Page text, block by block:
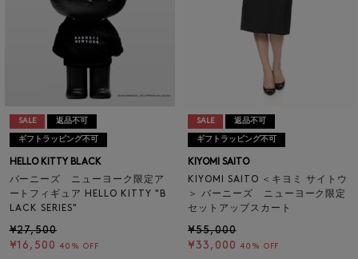
SALE 返品不可
ギフトラッピング不可
HELLO KITTY BLACK
バーニーズ ニューヨーク限定ア
ートフィギュア HELLO KITTY "B
LACK SERIES"
¥27,500
¥16,500 40% OFF
SALE 返品不可
ギフトラッピング不可
KIYOMI SAITO
KIYOMI SAITO ＜キヨミ サイトウ
＞ バーニーズ ニューヨーク限定
セットアップスカート
¥55,000
¥33,000 40% OFF